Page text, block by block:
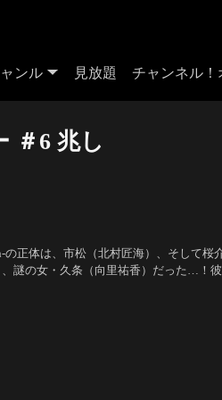
ンル 見放題 チャンネル！
＃6 兆し
正体は、市松（北村匠海）、そして桜
謎の女・久条（向里祐香）だった…！